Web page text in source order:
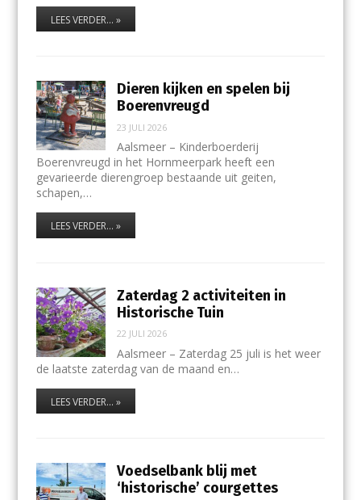
LEES VERDER... »
Dieren kijken en spelen bij
Boerenvreugd
23 JULI 2026
Aalsmeer – Kinderboerderij
Boerenvreugd in het Hornmeerpark heeft een
gevarieerde dierengroep bestaande uit geiten,
schapen,…
LEES VERDER... »
Zaterdag 2 activiteiten in
Historische Tuin
22 JULI 2026
Aalsmeer – Zaterdag 25 juli is het weer
de laatste zaterdag van de maand en…
LEES VERDER... »
Voedselbank blij met
‘historische’ courgettes